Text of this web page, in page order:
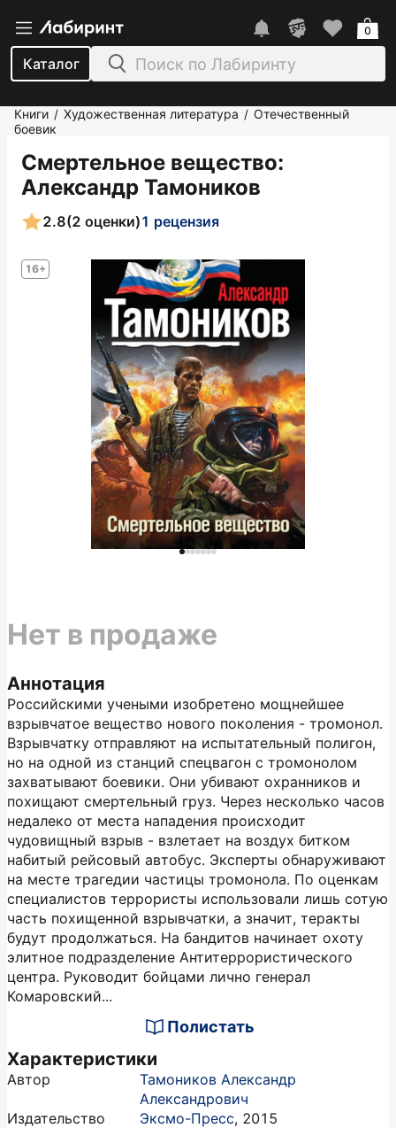
Каталог
0
Книги / Художественная литература / Отечественный
боевик
Смертельное вещество:
Александр Тамоников
16+
2.8(2 оценки)1 рецензия
Аннотация
Российскими учеными изобретено мощнейшее
взрывчатое вещество нового поколения - тромонол.
Взрывчатку отправляют на испытательный полигон,
но на одной из станций спецвагон с тромонолом
захватывают боевики. Они убивают охранников и
похищают смертельный груз. Через несколько часов
недалеко от места нападения происходит
чудовищный взрыв - взлетает на воздух битком
набитый рейсовый автобус. Эксперты обнаруживают
на месте трагедии частицы тромонола. По оценкам
специалистов террористы использовали лишь сотую
часть похищенной взрывчатки, а значит, теракты
будут продолжаться. На бандитов начинает охоту
элитное подразделение Антитеррористического
центра. Руководит бойцами лично генерал
Комаровский...
Полистать
Характеристики
Автор
Тамоников Александр
Александрович
Издательство
Эксмо-Пресс, 2015
Нет в продаже